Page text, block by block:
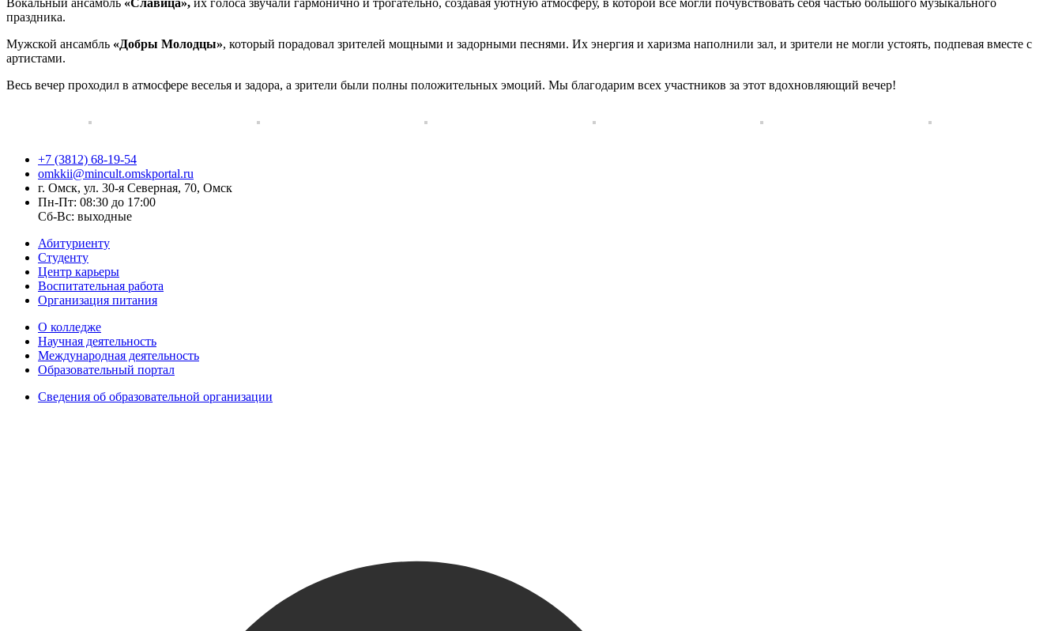
праздника.
Мужской ансамбль «Добры Молодцы», который порадовал зрителей мощными и задорными песнями. Их энергия и харизма наполнили зал, и зрители не могли устоять, подпевая вместе с
артистами.
Весь вечер проходил в атмосфере веселья и задора, а зрители были полны положительных эмоций. Мы благодарим всех участников за этот вдохновляющий вечер!
+7 (3812) 68-19-54
omkkii@mincult.omskportal.ru
г. Омск, ул. 30-я Северная, 70, Омск
Пн-Пт: 08:30 до 17:00
Сб-Вс: выходные
Абитуриенту
Студенту
Центр карьеры
Воспитательная работа
Организация питания
О колледже
Научная деятельность
Международная деятельность
Образовательный портал
Сведения об образовательной организации